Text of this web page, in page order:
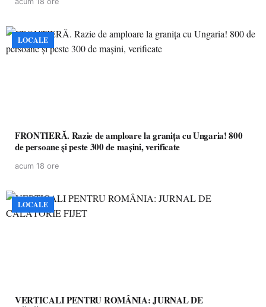
LOCALE
FRONTIERĂ. Razie de amploare la granița cu Ungaria! 800
de persoane și peste 300 de mașini, verificate
acum 18 ore
LOCALE
VERTICALI PENTRU ROMÂNIA: JURNAL DE